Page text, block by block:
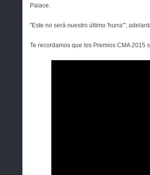
Palace.
"Este no será nuestro último 'hurra'",
Te recordamos que los Premios CMA